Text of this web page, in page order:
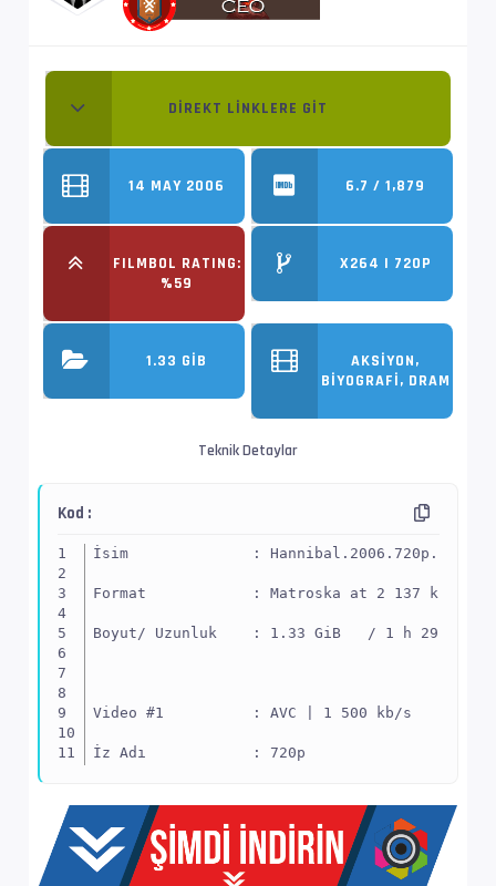
DIREKT LINKLERE GIT
14 MAY 2006 6.7 / 1,879
FILMBOL RATING:
%59
X264 | 720P
1.33 GIB
AKSIYON,
BIYOGRAFI, DRAM
Teknik Detaylar
Kod :
İsim              :
Format            : Matroska at 2 137 kb/s
Boyut/ Uzunluk    : 1.33 GiB   / 1 h 29 min
Video #1          : AVC | 1 500 kb/s
İz Adı            : 720p
Yapı              : V_MPEG4/ISO/AVC ->